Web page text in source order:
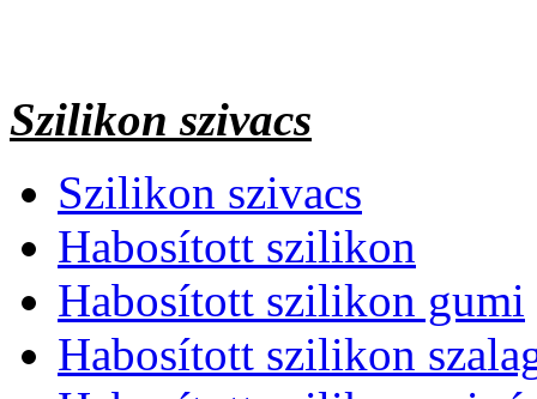
Szilikon szivacs
Szilikon szivacs
Habosított szilikon
Habosított szilikon gumi
Habosított szilikon